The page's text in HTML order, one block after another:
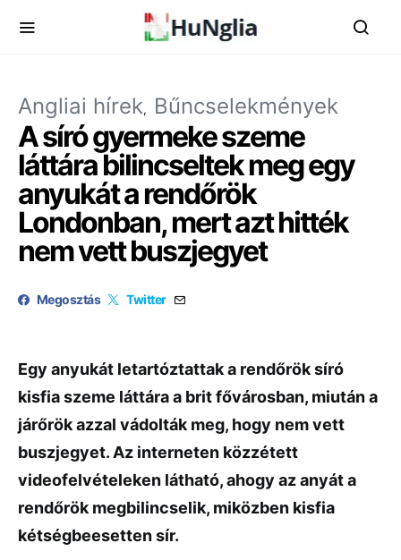
Angliai hírek Bűncselekmények
A síró gyermeke szeme
láttára bilincseltek meg egy
anyukát a rendőrök
Londonban, mert azt hitték
nem vett buszjegyet
Megosztás Twitter
Egy anyukát letartóztattak a rendőrök síró
kisfia szeme láttára a brit fővárosban, miután a
járőrök azzal vádolták meg, hogy nem vett
buszjegyet. Az interneten közzétett
videofelvételeken látható, ahogy az anyát a
rendőrök megbilincselik, miközben kisfia
kétségbeesetten sír.